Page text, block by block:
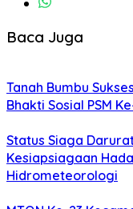
Baca Juga
Tanah Bumbu
Bhakti Sosial PSM
Status Siaga
Kesiapsiagaan
Hidrometeorologi